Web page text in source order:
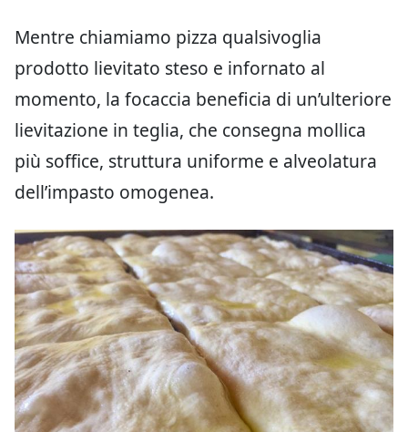
Mentre chiamiamo pizza qualsivoglia
prodotto lievitato steso e infornato al
momento, la focaccia beneficia di un’ulteriore
lievitazione in teglia, che consegna mollica
più soffice, struttura uniforme e alveolatura
dell’impasto omogenea.